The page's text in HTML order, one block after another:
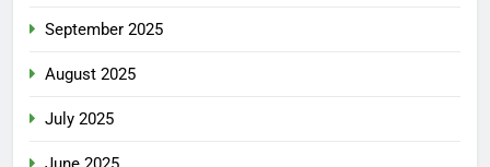
September 2025
August 2025
July 2025